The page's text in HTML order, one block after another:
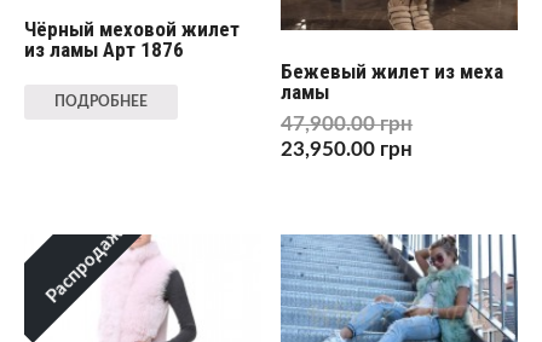
Чёрный меховой жилет
из ламы Арт 1876
ПОДРОБНЕЕ
Бежевый жилет из меха
ламы
47,900.00грн
23,950.00 грн
Распродажа!